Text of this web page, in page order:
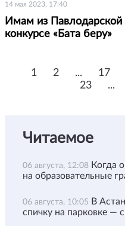
14 мая 2023, 17:40
Имам из Павлодарской
конкурсе «Бата беру»
1 2 ... 17
23
...
Читаемое
06 августа, 12:08 Когда
на образовательные
06 августа, 10:05 В
спичку на парковке —